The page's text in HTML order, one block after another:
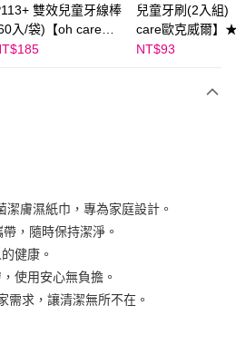
，訂單成立後會自動跳轉到大哥付的交易
期的期數、繳款截止日，確認付款後即完
金額請依後續交易確認頁面所載為準。
，表示未達大哥付你分期系統評分，恕無
等通路繳費。
限公司」（以下簡稱本公司）所提供，讓
商品或服務，並由商店將買賣／分期付款
使用本公司帳單繳交帳款。
期」之契約關係目的，商店將以您的個人
供予台灣大哥大進項蒐集、處理及利用，
連結：
後才付款」的支付方式。 讓您購物簡單
證，即可結帳。
額後，即可完成結帳。
費通知簡訊。
點擊此簡訊中的連結，可透過四大超商／
付款，方視為交易完成。
立刻繳費，但若您需要取消訂單，請聯絡
消之訂單仍視為有效，需透過AFTEE先享
享後付 」之結帳頁面顯示為準，若有關於
上)免運費
上)免運費
海外及郵局i郵箱)
上)免運費
、小琉球；不適用於郵局i郵箱）
雙效兒童牙線棒
入/袋)【oh care歐
威爾】★加價購
兒童牙刷(2入組)
care歐克威爾】
購
NT$93
潔膚濕紙巾，專為家庭設計。
，隨時保持潔淨。
健康。
使用安心無負擔。
需求，讓清潔無所不在。